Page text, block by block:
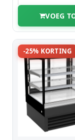
VOEG
-25% KORTING